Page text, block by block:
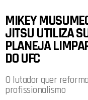
o
o
k
A
p
p
MIKEY
JITSU UTILIZA
PLANEJA
DO UFC
O lutador quer
profissionalismo